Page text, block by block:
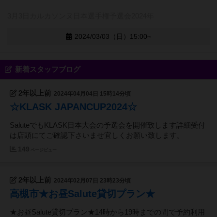
2024/03/03（日）15:00~
新着スタッフブログ
2年以上前 2024年04月04日 15時14分頃
☆KLASK JAPANCUP2024☆
SaluteでもKLASK日本大会の予選会を開催致します詳細受付
は店頭にてご確認下さいませ宜しくお願い致します。
2年以上前 2024年02月07日 23時23分頃
高槻市★お昼Salute貸切プラン★
★お昼Salute貸切プラン★14時から19時までの間で予約利用